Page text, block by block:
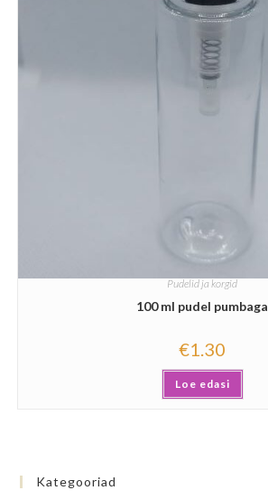
Pudelid ja korgid
100 ml pudel pumbaga
€1.30
Loe edasi
Kategooriad